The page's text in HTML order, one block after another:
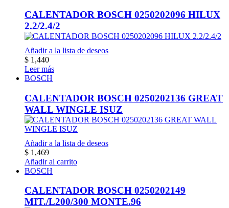
CALENTADOR BOSCH 0250202096 HILUX
2.2/2.4/2
Añadir a la lista de deseos
$ 1,440
Leer más
BOSCH
CALENTADOR BOSCH 0250202136 GREAT
WALL WINGLE ISUZ
Añadir a la lista de deseos
$ 1,469
Añadir al carrito
BOSCH
CALENTADOR BOSCH 0250202149
MIT./L200/300 MONTE.96